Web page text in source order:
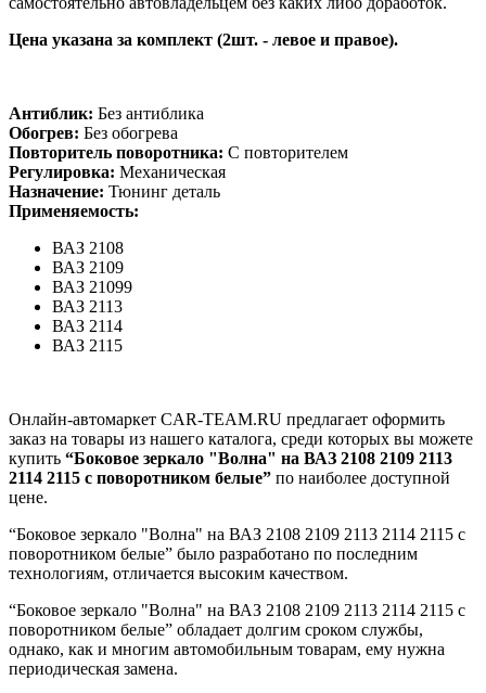
Цена указана за комплект (2шт. - левое и правое).
Антиблик: Без антиблика
Обогрев: Без обогрева
Повторитель поворотника: С повторителем
Регулировка: Механическая
Назначение: Тюнинг деталь
Применяемость:
ВАЗ 2108
ВАЗ 2109
ВАЗ 21099
ВАЗ 2113
ВАЗ 2114
ВАЗ 2115
Онлайн-автомаркет CAR-TEAM.RU предлагает оформить
заказ на товары из нашего каталога, среди которых вы можете
купить “Боковое зеркало "Волна" на ВАЗ 2108 2109 2113
2114 2115 с поворотником белые” по наиболее доступной
цене.
“Боковое зеркало "Волна" на ВАЗ 2108 2109 2113 2114 2115 с
поворотником белые” было разработано по последним
технологиям, отличается высоким качеством.
“Боковое зеркало "Волна" на ВАЗ 2108 2109 2113 2114 2115 с
поворотником белые” обладает долгим сроком службы,
однако, как и многим автомобильным товарам, ему нужна
периодическая замена.